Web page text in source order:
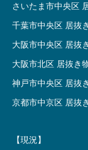
さいたま市中央区
千葉市中央区 居抜
大阪市中央区 居抜
大阪市北区 居抜き
神戸市中央区 居抜
京都市中京区 居抜
【現況】